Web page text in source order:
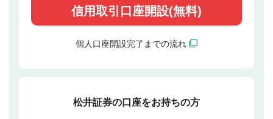
信用取引口座開設(無料)
個人口座開設完了までの流れ
松井証券の口座をお持ちの方